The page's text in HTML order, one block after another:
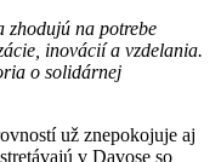
zhodujú na potrebe
inovácií a vzdelania.
o solidárnej
už znepokojuje aj
v Davose so